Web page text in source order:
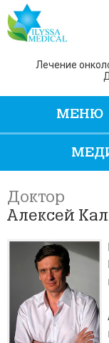
Лечение
МЕНЮ
Доктор
Алексей